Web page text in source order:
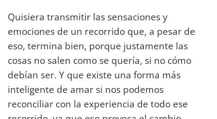
Quisiera transmitir las sensaciones y
emociones de un recorrido que, a pesar de
eso, termina bien, porque justamente las
cosas no salen como se quería, si no cómo
debían ser. Y que existe una forma más
inteligente de amar si nos podemos
reconciliar con la experiencia de todo ese